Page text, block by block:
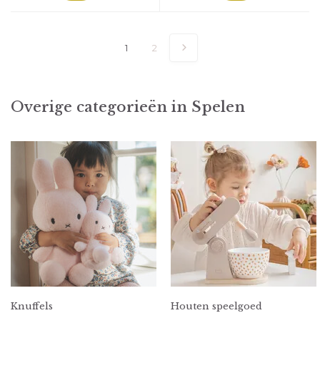
1 2
Overige categorieën in Spelen
Knuffels Houten speelgoed